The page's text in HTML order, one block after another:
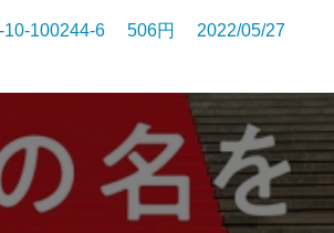
100244-6 506円 2022/05/27